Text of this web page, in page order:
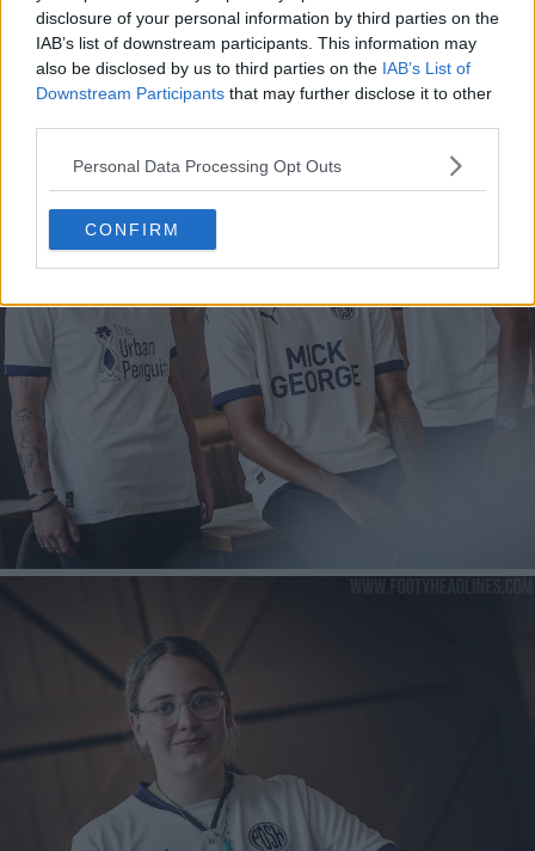
disclosure of your personal information by third parties on the
IAB’s list of downstream participants. This information may
also be disclosed by us to third parties on the IAB’s List of
Downstream Participants that may further disclose it to other
Personal Data Processing Opt Outs
CONFIRM